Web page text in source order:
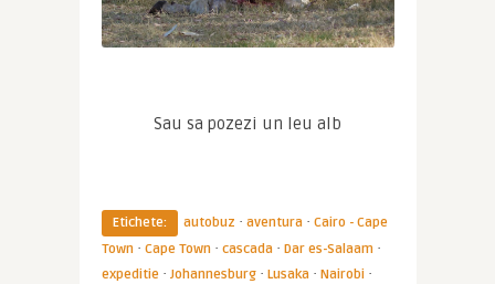
Sau sa pozezi un leu alb
Etichete: autobuz · aventura· Cairo - Cape
Town· Cape Town· cascada· Dar es-Salaam·
expeditie· Johannesburg· Lusaka· Nairobi·